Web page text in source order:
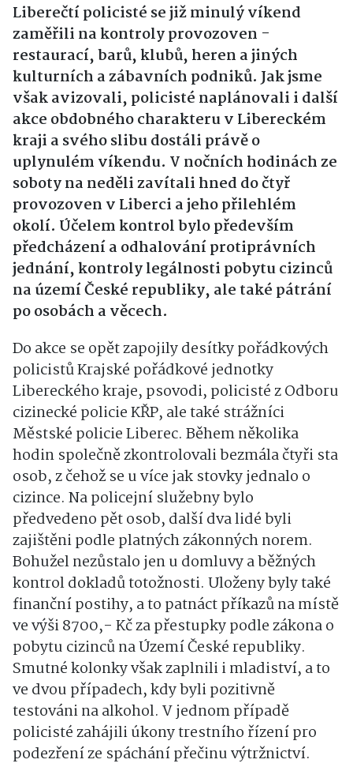
Liberečtí policisté se již minulý víkend
zaměřili na kontroly provozoven -
restaurací, barů, klubů, heren a jiných
kulturních a zábavních podniků. Jak jsme
však avizovali, policisté naplánovali i další
akce obdobného charakteru v Libereckém
kraji a svého slibu dostáli právě o
uplynulém víkendu. V nočních hodinách ze
soboty na neděli zavítali hned do čtyř
provozoven v Liberci a jeho přilehlém
okolí. Účelem kontrol bylo především
předcházení a odhalování protiprávních
jednání, kontroly legálnosti pobytu cizinců
na území České republiky, ale také pátrání
po osobách a věcech.
Do akce se opět zapojily desítky pořádkových
policistů Krajské pořádkové jednotky
Libereckého kraje, psovodi, policisté z Odboru
cizinecké policie KŘP, ale také strážníci
Městské policie Liberec. Během několika
hodin společně zkontrolovali bezmála čtyři sta
osob, z čehož se u více jak stovky jednalo o
cizince. Na policejní služebny bylo
předvedeno pět osob, další dva lidé byli
zajištěni podle platných zákonných norem.
Bohužel nezůstalo jen u domluvy a běžných
kontrol dokladů totožnosti. Uloženy byly také
finanční postihy, a to patnáct příkazů na místě
ve výši 8700,- Kč za přestupky podle zákona o
pobytu cizinců na Území České republiky.
Smutné kolonky však zaplnili i mladiství, a to
ve dvou případech, kdy byli pozitivně
testováni na alkohol. V jednom případě
policisté zahájili úkony trestního řízení pro
podezření ze spáchání přečinu výtržnictví.